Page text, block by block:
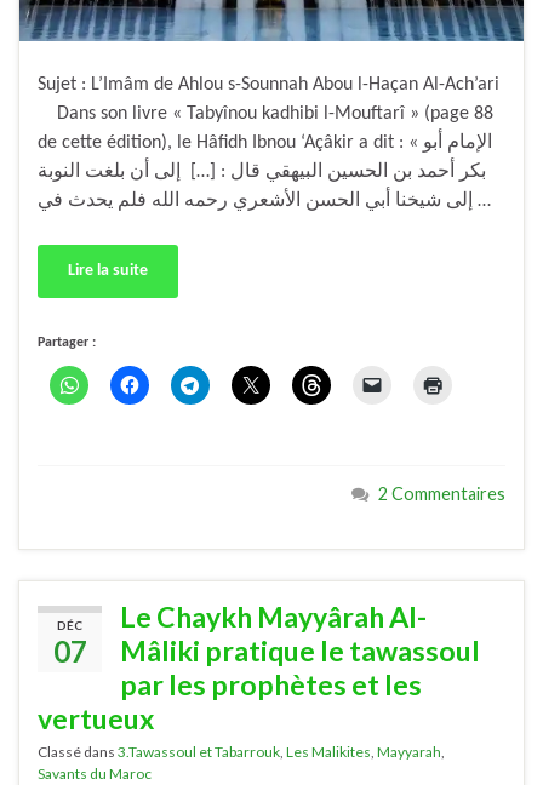
Sujet : L’Imâm de Ahlou s-Sounnah Abou l-Haçan Al-Ach’ari
Dans son livre « Tabyînou kadhibi l-Mouftarî » (page 88
de cette édition), le Hâfidh Ibnou ‘Açâkir a dit : « الإمام أبو
بكر أحمد بن الحسين البيهقي قال : […] إلى أن بلغت النوبة
إلى شيخنا أبي الحسن الأشعري رحمه الله فلم يحدث في …
Lire la suite
Partager :
2 Commentaires
DÉC
07
Le Chaykh Mayyârah Al-
Mâliki pratique le tawassoul
par les prophètes et les
vertueux
Classé dans 3.Tawassoul et Tabarrouk Les Malikites Mayyarah
Savants du Maroc